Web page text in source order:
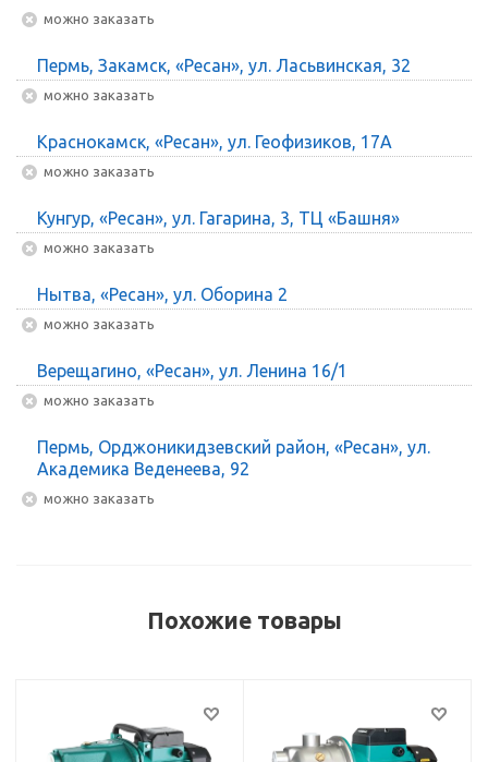
Можно заказать
Пермь, Закамск, «Ресан», ул. Ласьвинская, 32
Можно заказать
Краснокамск, «Ресан», ул. Геофизиков, 17А
Можно заказать
Кунгур, «Ресан», ул. Гагарина, 3, ТЦ «Башня»
Можно заказать
Нытва, «Ресан», ул. Оборина 2
Можно заказать
Верещагино, «Ресан», ул. Ленина 16/1
Можно заказать
Пермь, Орджоникидзевский район, «Ресан», ул.
Академика Веденеева, 92
Можно заказать
Похожие товары